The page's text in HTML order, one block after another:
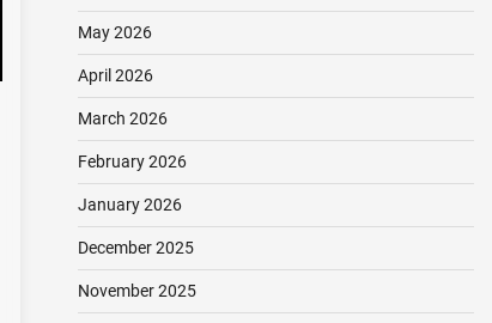
May 2026
April 2026
March 2026
February 2026
January 2026
December 2025
November 2025